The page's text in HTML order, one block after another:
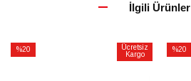
İlgili Ürünler
%20
Ücretsiz
Kargo
%20